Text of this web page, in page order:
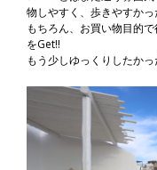
物しやすく、歩きやすかっ
もちろん、お買い物目的
をGet!!
もう少しゆっくりしたかっ